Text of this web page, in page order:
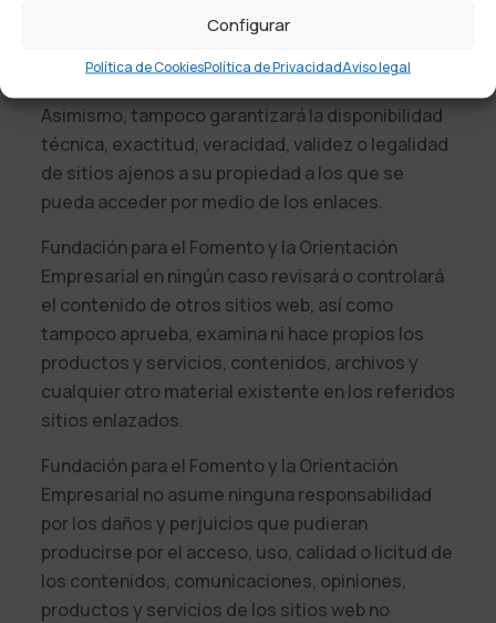
Configurar
Política de CookiesPolítica de PrivacidadAviso legal
responsabilidad de los anunciantes o la calidad
de sus productos y/o servicios.
Asimismo, tampoco garantizará la disponibilidad
técnica, exactitud, veracidad, validez o legalidad
de sitios ajenos a su propiedad a los que se
pueda acceder por medio de los enlaces.
Fundación para el Fomento y la Orientación
Empresarial en ningún caso revisará o controlará
el contenido de otros sitios web, así como
tampoco aprueba, examina ni hace propios los
productos y servicios, contenidos, archivos y
cualquier otro material existente en los referidos
sitios enlazados.
Fundación para el Fomento y la Orientación
Empresarial no asume ninguna responsabilidad
por los daños y perjuicios que pudieran
producirse por el acceso, uso, calidad o licitud de
los contenidos, comunicaciones, opiniones,
productos y servicios de los sitios web no